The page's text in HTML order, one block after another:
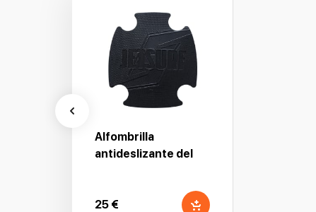
Alfombrilla
antideslizante del
25 €